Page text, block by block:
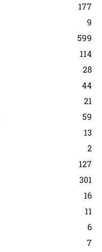
177
9
599
114
28
44
21
59
13
2
127
301
16
11
6
7